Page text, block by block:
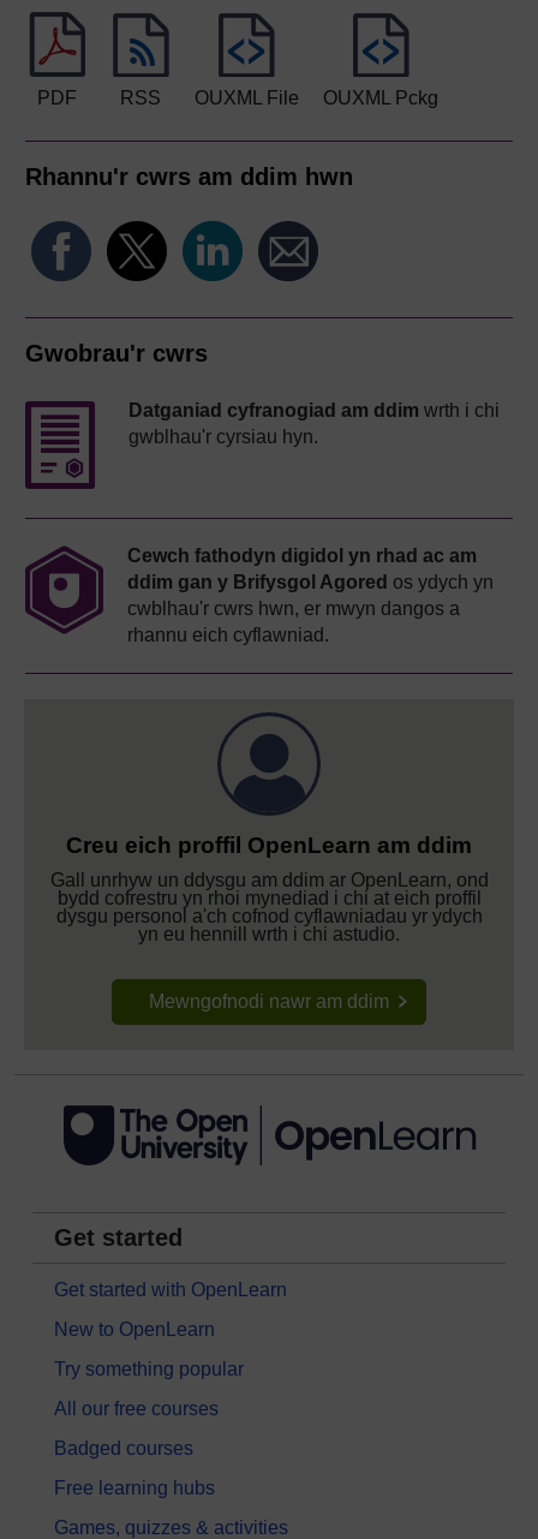
PDF RSS OUXML File OUXML Pckg
Rhannu'r cwrs am ddim hwn
Gwobrau'r cwrs
Datganiad cyfranogiad am ddim wrth i chi
gwblhau'r cyrsiau hyn.
Cewch fathodyn digidol yn rhad ac am
ddim gan y Brifysgol Agored os ydych yn
cwblhau'r cwrs hwn, er mwyn dangos a
rhannu eich cyflawniad.
Creu eich proffil OpenLearn am ddim
Gall unrhyw un ddysgu am ddim ar OpenLearn, ond
bydd cofrestru yn rhoi mynediad i chi at eich proffil
dysgu personol a'ch cofnod cyflawniadau yr ydych
yn eu hennill wrth i chi astudio.
Mewngofnodi nawr am ddim
Get started
Get started with OpenLearn
New to OpenLearn
Try something popular
All our free courses
Badged courses
Free learning hubs
Games, quizzes & activities